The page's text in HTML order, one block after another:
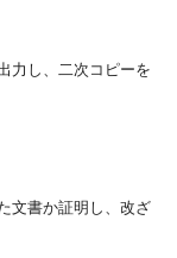
力し、二次コピーを
文書か証明し、改ざ